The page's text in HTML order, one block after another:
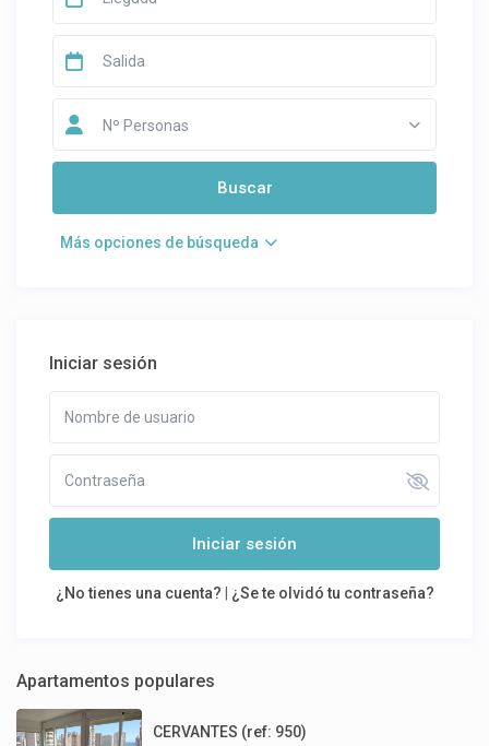
Nº Personas
Más opciones de búsqueda
Iniciar sesión
Iniciar sesión
¿No tienes una cuenta? | ¿Se te olvidó tu contraseña?
Apartamentos populares
CERVANTES (ref: 950)